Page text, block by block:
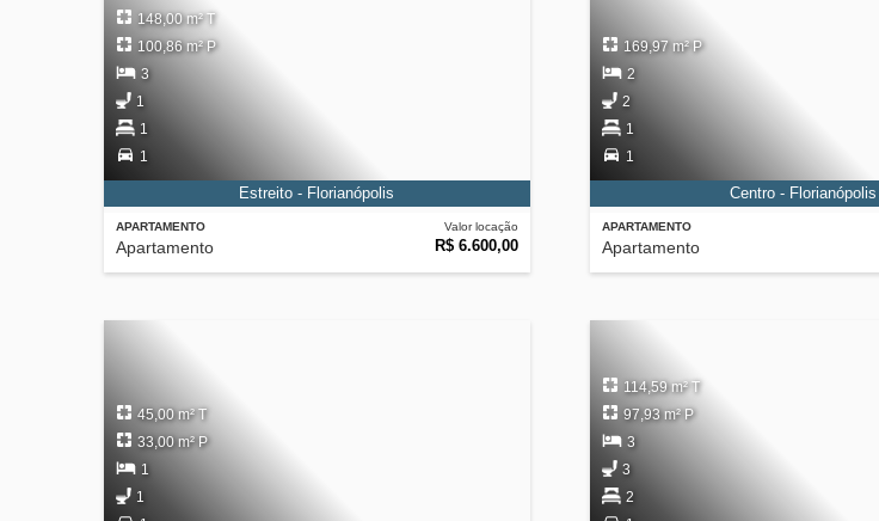
APARTAMENTO
Apartamento
Valor locação
R$ 6.600,00
148,00 m² T
100,86 m² P
3
1
1
1
Estreito - Florianópolis
APARTAMENTO
Apartamento
169,97 m² P
2
2
1
1
Centro - Florianópolis
45,00 m² T
33,00 m² P
1
1
114,59 m² T
97,93 m² P
3
3
2